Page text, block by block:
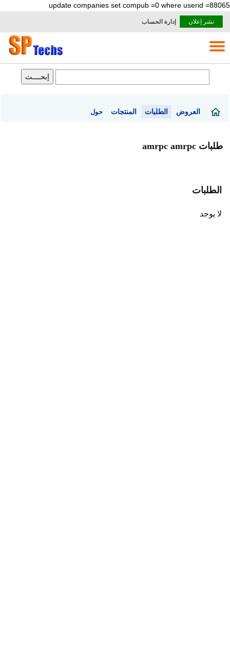
update companies set compub =0 where userid =88065
نشر إعلان إدارة الحساب
العروض الطلبات المنتجات حول
طلبات amrpc amrpc
الطلبات
لا يوجد